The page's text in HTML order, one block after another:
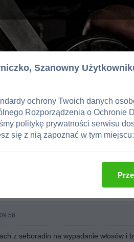
z seboradin na wypadanie włosów i
Szanowny
ochrony Twoich danych
Rozporządzenia o Ochronie
politykę prywatności serwisu
się z nią zapoznać w tym miejscu: